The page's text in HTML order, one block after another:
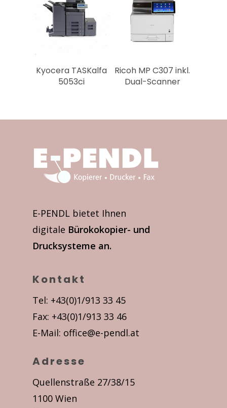
Kyocera TASKalfa
5053ci
Ricoh MP C307 inkl.
Dual-Scanner
E-PENDL bietet Ihnen
digitale Bürokokopier- und
Drucksysteme an.
Kontakt
Tel: +43(0)1/913 33 45
Fax: +43(0)1/913 33 46
E-Mail: office@e-pendl.at
Adresse
Quellenstraße 27/38/15
1100 Wien
drucken & binden wir
Abschlussarbeiten